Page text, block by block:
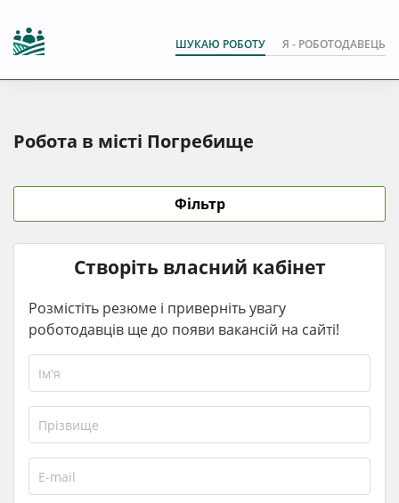
ШУКАЮ РОБОТУ Я - РОБОТОДАВЕЦЬ
Робота в місті Погребище
Фільтр
Створіть власний кабінет
Розмістіть резюме і приверніть увагу
роботодавців ще до появи вакансій на сайті!